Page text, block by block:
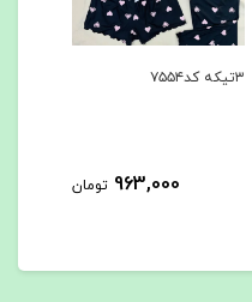
۳تیکه کد۷۵۵۴
963,000 تومان